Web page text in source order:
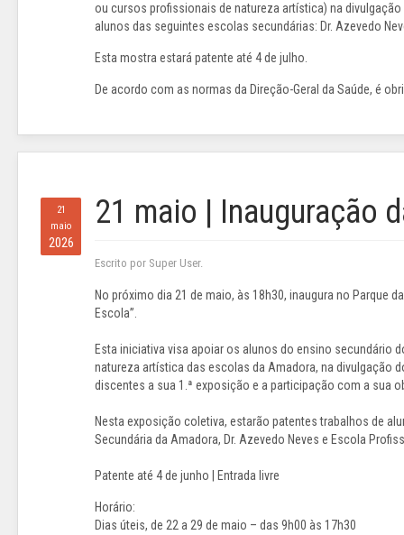
ou cursos profissionais de natureza artística) na
alunos das seguintes escolas secundárias: Dr. Azevedo
Esta mostra estará patente até 4 de julho.
De acordo com as normas da Direção-Geral da Saúde, é
21
maio
2026
21 maio | Inauguração
Escrito por Super User.
No próximo dia 21 de maio, às 18h30, inaugura no Parque
Escola”.
Esta iniciativa visa apoiar os alunos do ensino secundário
natureza artística das escolas da Amadora, na divulgação
discentes a sua 1.ª exposição e a participação com a sua
Nesta exposição coletiva, estarão patentes trabalhos de
Secundária da Amadora, Dr. Azevedo Neves e Escola
Patente até 4 de junho | Entrada livre
Horário:
Dias úteis, de 22 a 29 de maio – das 9h00 às 17h30